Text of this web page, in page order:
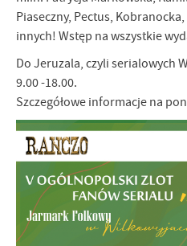
Piaseczny, Pectus,
innych! Wstęp na wszystkie
Do Jeruzala, czyli serialowych
9.00 -18.00.
Szczegółowe informacje na